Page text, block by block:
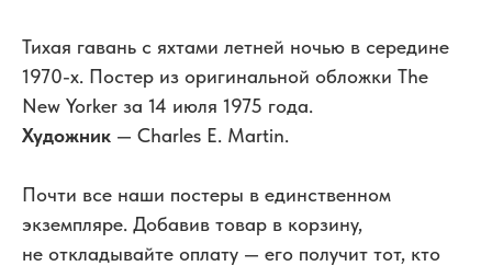
Тихая гавань с яхтами летней ночью в середине
1970-х. Постер из оригинальной обложки The
New Yorker за 14 июля 1975 года.
Художник — Charles E. Martin.
Почти все наши постеры в единственном
экземпляре. Добавив товар в корзину,
не откладывайте оплату — его получит тот, кто